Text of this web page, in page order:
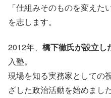
「仕組みそのものを変え
を志します。
2012年、 橋下徹氏が設立し
入塾。
現場を知る実務家としての
ざした政治活動を始めました